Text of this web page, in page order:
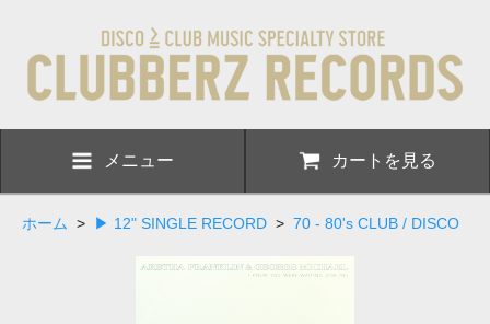
メニュー カートを見る
ホーム > ▶ 12" SINGLE RECORD > 70 - 80's CLUB / DISCO